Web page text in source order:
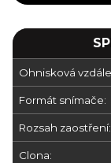
Ohnisková
Formát snímače:
Rozsah zaostření:
Clona: